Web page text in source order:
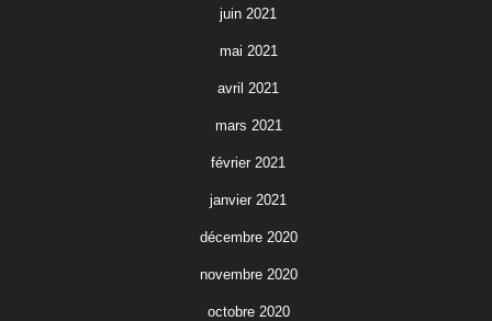
juin 2021
mai 2021
avril 2021
mars 2021
février 2021
janvier 2021
décembre 2020
novembre 2020
octobre 2020